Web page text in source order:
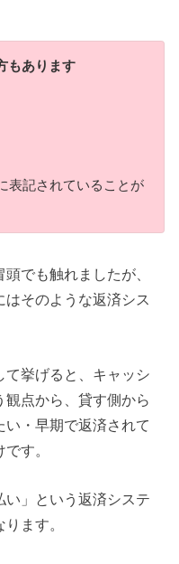
もあります
表記されていることが
でも触れましたが、
そのような返済シス
て挙げると、キャッシ
観点から、貸す側から
・早期で返済されて
す。
い」という返済システ
ます。